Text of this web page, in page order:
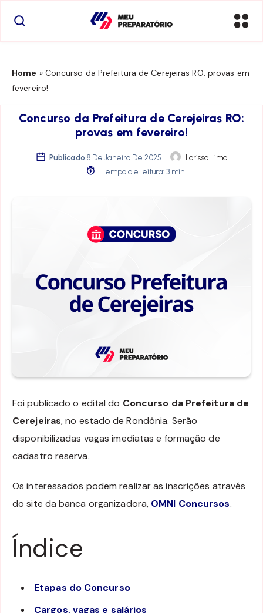
Home » Concurso da Prefeitura de Cerejeiras RO: provas em
fevereiro!
Concurso da Prefeitura de Cerejeiras RO:
provas em fevereiro!
Publicado 8 De Janeiro De 2025
Larissa Lima
Tempo de leitura: 3 min
Foi publicado o edital do Concurso da Prefeitura de
Cerejeiras, no estado de Rondônia. Serão
disponibilizadas vagas imediatas e formação de
cadastro reserva.
Os interessados podem realizar as inscrições através
do site da banca organizadora, OMNI Concursos.
Índice
Etapas do Concurso
Cargos, vagas e salários